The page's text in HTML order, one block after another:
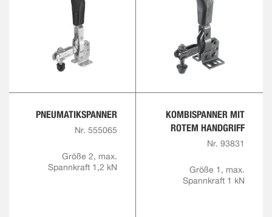
PNEUMATIKSPANNER
Nr. 555065
Größe 2, max.
Spannkraft 1,2 kN
KOMBISPANNER MIT
ROTEM HANDGRIFF
Nr. 93831
Größe 1, max.
Spannkraft 1 kN